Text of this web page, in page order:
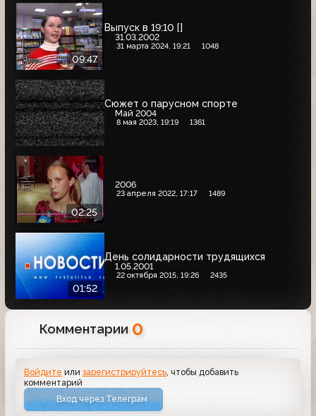
09:47
Выпуск в 19:10 []
31.03.2002
31 марта 2024, 19:21 1048
Сюжет о парусном спорте
Май 2004
8 мая 2023, 19:19 1361
02:25
2006
23 апреля 2022, 17:17 1489
01:52
День солидарности трудящихся
1.05.2001
22 октября 2015, 19:26 2435
Комментарии 0
Войдите илизарегистрируйтесь, чтобы добавить
комментарий
Вход через Телеграм